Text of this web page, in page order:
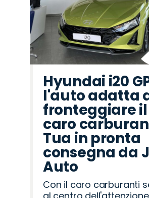
Hyundai i20
l'auto adatta
fronteggiare il
caro
Tua in pronta
consegna da
Auto
Con il caro carburanti